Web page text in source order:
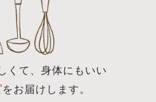
くて、身体にもいい
をお届けします。